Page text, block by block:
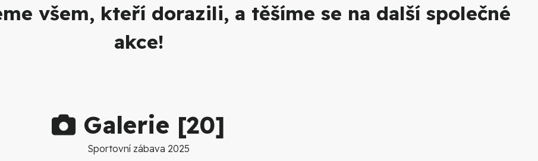
všem, kteří dorazili, a těšíme se na další společné
akce!
Galerie [20]
Sportovní zábava 2025